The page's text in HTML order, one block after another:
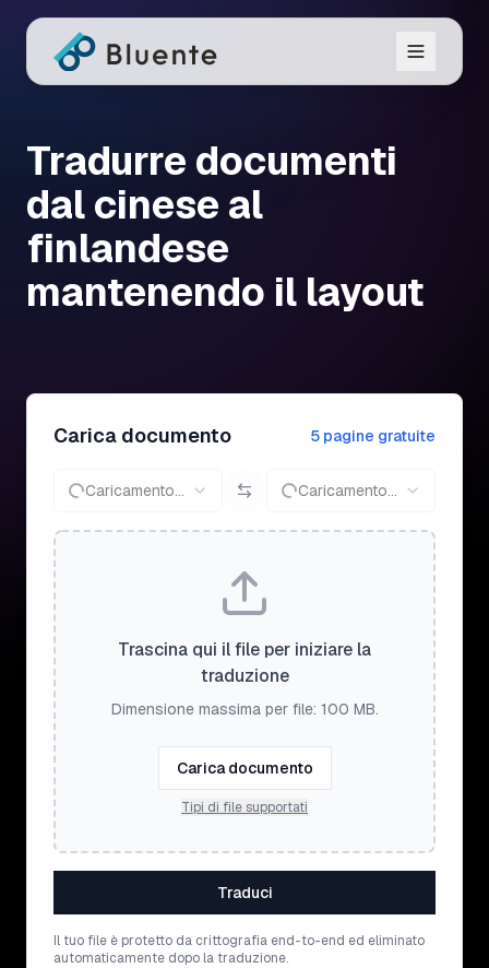
Tradurre documenti
dal cinese al
finlandese
mantenendo il layout
Carica documento 5 pagine gratuite
Caricamento... Caricamento...
Trascina qui il file per iniziare la
traduzione
Dimensione massima per file: 100 MB.
Carica documento
Tipi di file supportati
Traduci
Il tuo file è protetto da crittografia end-to-end ed eliminato
automaticamente dopo la traduzione.